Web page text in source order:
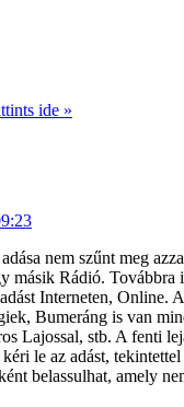
ide »
nem szűnt meg
másik Rádió. Továbbra
Interneten, Online.
Bumeráng is van
Lajossal, stb. A fenti
le az adást,
belassulhat, amely